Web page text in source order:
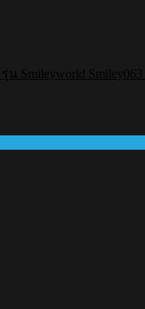
Smiley063